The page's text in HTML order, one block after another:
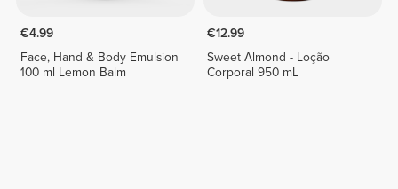
€4.99
Face, Hand & Body Emulsion
100 ml Lemon Balm
€12.99
Sweet Almond - Loção
Corporal 950 mL